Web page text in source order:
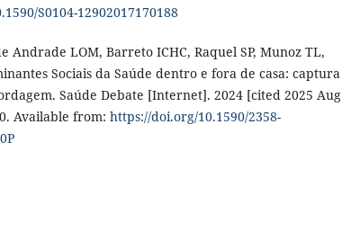
S0104-12902017170188
Andrade LOM, Barreto ICHC, Raquel SP, Munoz TL,
Sociais da Saúde dentro e fora de casa: captura
Saúde Debate [Internet]. 2024 [cited 2025 Aug
Available from: https://doi.org/10.1590/2358-